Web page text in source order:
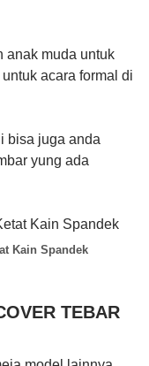
anak muda untuk
acara formal di
bisa juga anda
yung ada
Kain Spandek
TEBAR